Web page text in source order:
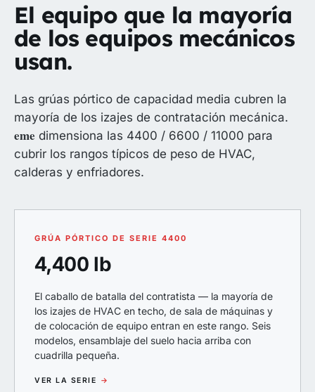
El equipo que la mayoría
de los equipos mecánicos
usan.
Las grúas pórtico de capacidad media cubren la
mayoría de los izajes de contratación mecánica.
eme dimensiona las 4400 / 6600 / 11000 para
cubrir los rangos típicos de peso de HVAC,
calderas y enfriadores.
GRÚA PÓRTICO DE SERIE 4400
4,400 lb
El caballo de batalla del contratista — la mayoría de
los izajes de HVAC en techo, de sala de máquinas y
de colocación de equipo entran en este rango. Seis
modelos, ensamblaje del suelo hacia arriba con
cuadrilla pequeña.
VER LA SERIE →